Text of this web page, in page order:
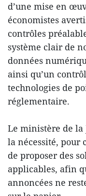
d’une mise en
économistes
contrôles
système clair de
données
ainsi qu’un
technologies de
réglementaire.
Le ministère de la
la nécessité, pour
de proposer des
applicables, afin
annoncées ne